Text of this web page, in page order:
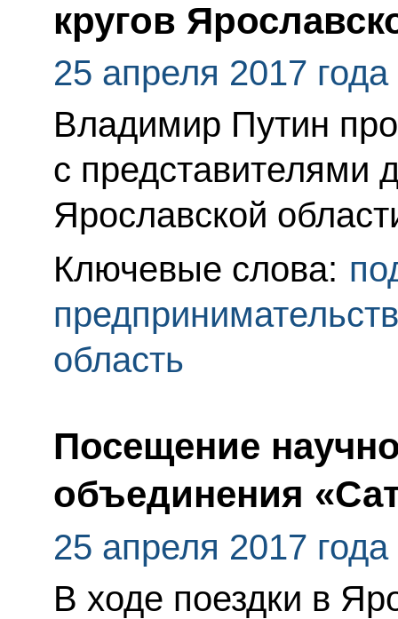
кругов
25 апреля 2017 года
Владимир Путин
с представителями
Ярославской
Ключевые слова:
область
Посещение
объединения
25 апреля 2017 года
В ходе поездки в